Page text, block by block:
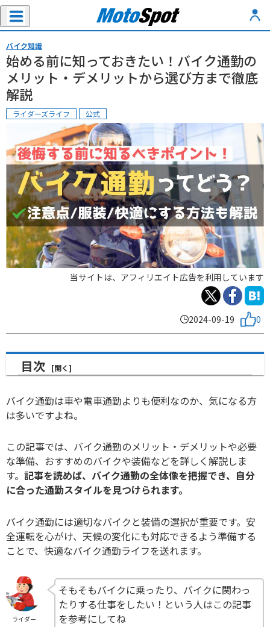
バイク知識
始める前に知っておきたい！バイク通勤の
メリット・デメリットから選び方まで徹底
解説
ライダーズライフ 公式
当サイトは、アフィリエイト広告を利用しています
2024-09-19 0
目次
バイク通勤は車や電車通勤よりも便利なのか、気になる方
は多いですよね。
この記事では、バイク通勤のメリット・デメリットや必要
な準備、おすすめのバイクや装備などを詳しく解説しま
す。 記事を読めば、バイク通勤の全体像を把握でき、自分
に合った通勤スタイルを見つけられます。
バイク通勤には適切なバイクと装備の選択が重要です。 安
全運転を心がけ、天候の変化にも対応できるよう準備する
ことで、快適なバイク通勤ライフを送れます。
ライダー
そもそもバイクに乗ったり、バイクに関わっ
たりする仕事をしたい！という人はこの記事
を参考にしてね